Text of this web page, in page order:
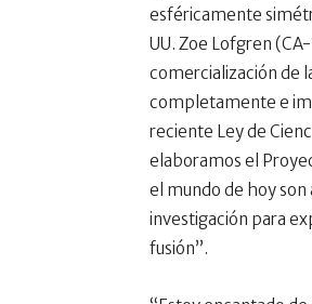
esféricamente
UU. Zoe Lofgren
comercialización de
completamente e
reciente Ley de
elaboramos el
el mundo de hoy
investigación para
fusión”.